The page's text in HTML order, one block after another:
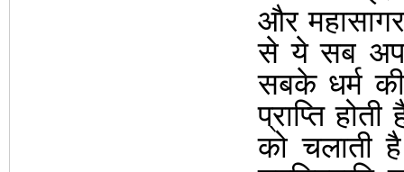
और महासागर
से ये सब
सबके धर्म
प्राप्ति
को चलाती